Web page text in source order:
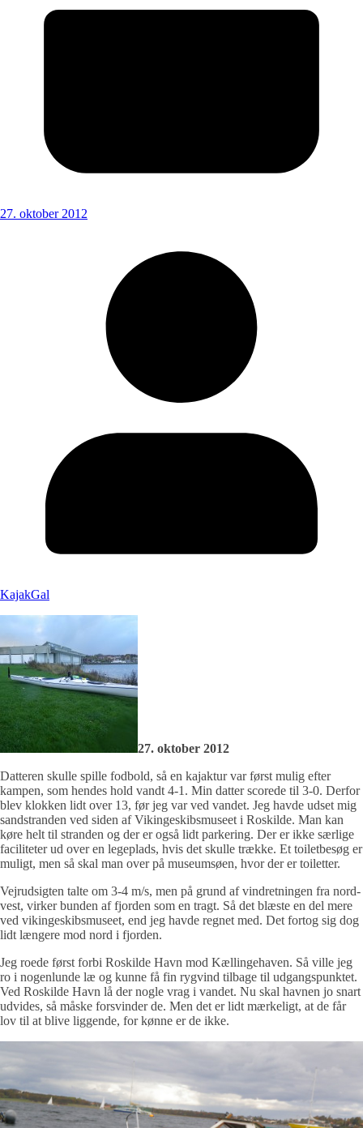
27. oktober 2012
KajakGal
27. oktober 2012
Datteren skulle spille fodbold, så en kajaktur var først mulig efter
kampen, som hendes hold vandt 4-1. Min datter scorede til 3-0. Derfor
blev klokken lidt over 13, før jeg var ved vandet. Jeg havde udset mig
sandstranden ved siden af Vikingeskibsmuseet i Roskilde. Man kan
køre helt til stranden og der er også lidt parkering. Der er ikke særlige
faciliteter ud over en legeplads, hvis det skulle trække. Et toiletbesøg er
muligt, men så skal man over på museumsøen, hvor der er toiletter.
Vejrudsigten talte om 3-4 m/s, men på grund af vindretningen fra nord-
vest, virker bunden af fjorden som en tragt. Så det blæste en del mere
ved vikingeskibsmuseet, end jeg havde regnet med. Det fortog sig dog
lidt længere mod nord i fjorden.
Jeg roede først forbi Roskilde Havn mod Kællingehaven. Så ville jeg
ro i nogenlunde læ og kunne få fin rygvind tilbage til udgangspunktet.
Ved Roskilde Havn lå der nogle vrag i vandet. Nu skal havnen jo snart
udvides, så måske forsvinder de. Men det er lidt mærkeligt, at de får
lov til at blive liggende, for kønne er de ikke.